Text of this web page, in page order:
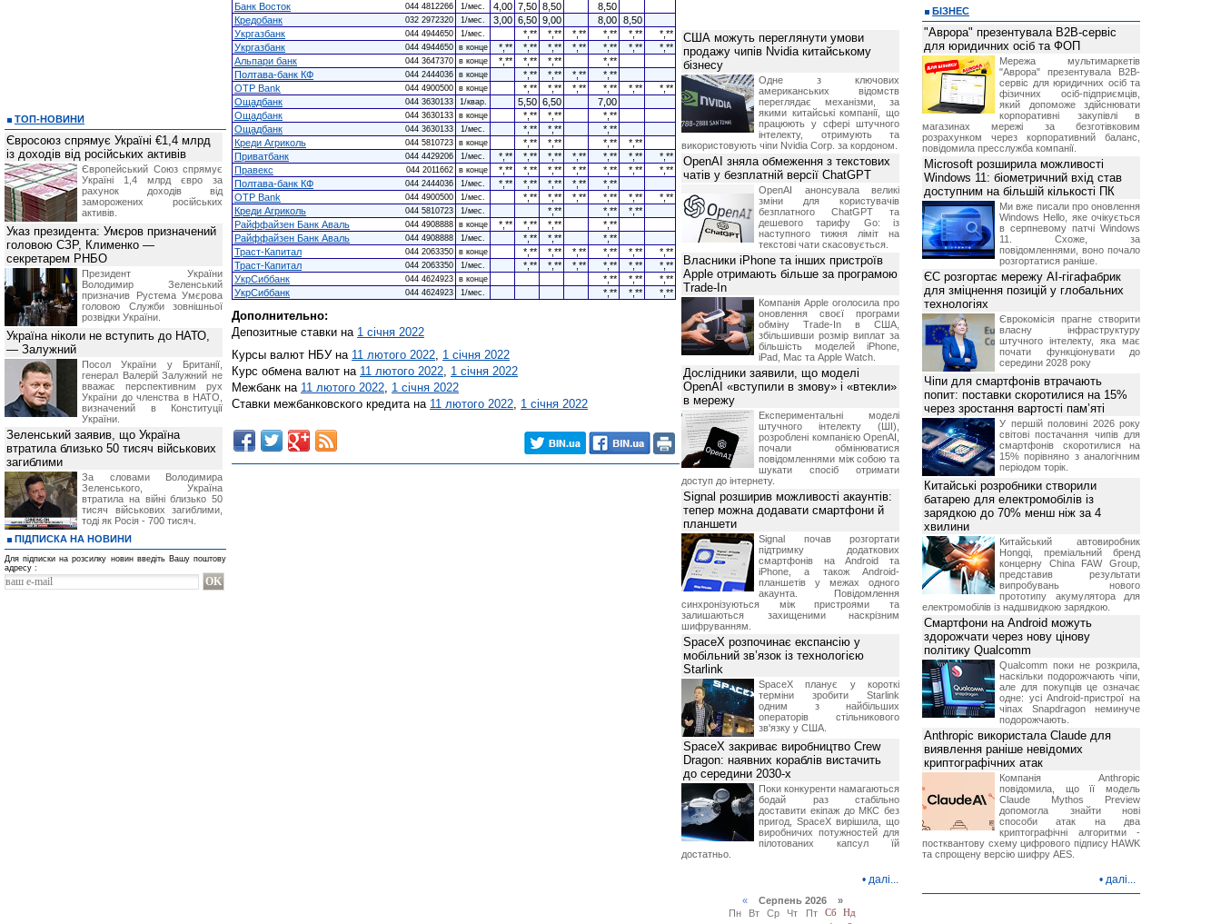
Банк Восток
044 4812266 1/мес. 4,00 7,50 8,50
8,50
Кредобанк
032 2972320 1/мес. 3,00 6,50 9,00 8,00 8,50
Укргазбанк
044 4944650 1/мес. *,** *,** *,** *,** *,**
*,**
Укргазбанк
044 4944650 в конце *,** *,** *,** *,** *,** *,**
*,**
Альпари банк
044 3647370 в конце *,** *,** *,**
*,**
Полтава-банк КФ
044 2444036 в конце *,** *,** *,**
*,**
OTP Bank
044 4900500 в конце *,** *,** *,** *,** *,**
*,**
Ощадбанк
044 3630133 1/квар. 5,50 6,50
7,00
Ощадбанк
044 3630133 в конце *,** *,**
*,**
Ощадбанк
044 3630133 1/мес. *,** *,**
*,**
Креди Агриколь
044 5810723 в конце *,** *,** *,**
*,**
Приватбанк
044 4429206 1/мес. *,** *,** *,** *,** *,** *,**
*,**
Правекс
044 2011662 в конце *,** *,** *,** *,** *,** *,**
*,**
Полтава-банк КФ
044 2444036 1/мес. *,** *,** *,** *,**
*,**
OTP Bank
044 4900500 1/мес. *,** *,** *,** *,** *,**
*,**
Креди Агриколь
044 5810723 1/мес. *,** *,**
*,**
Райффайзен Банк Аваль
044 4908888 в конце *,** *,** *,**
*,**
Райффайзен Банк Аваль
044 4908888 1/мес. *,** *,**
*,**
Траст-Капитал
044 2063350 в конце *,** *,** *,** *,** *,**
*,**
Траст-Капитал
044 2063350 1/мес. *,** *,** *,** *,** *,**
*,**
УкрСиббанк
044 4624923 в конце *,** *,**
*,**
УкрСиббанк
044 4624923 1/мес. *,** *,** *,**
Дополнительно:
Депозитные ставки на 1 січня 2022
Курсы валют НБУ на 11 лютого 2022, 1 січня 2022
Курс обмена валют на 11 лютого 2022, 1 січня 2022
Межбанк на 11 лютого 2022, 1 січня 2022
Ставки межбанковского кредита на 11 лютого 2022, 1 січня 2022
ТОП-НОВИНИ
Євросоюз спрямує Україні €1,4 млрд
із доходів від російських активів
Європейський Союз спрямує
Україні 1,4 млрд євро за
рахунок доходів від
заморожених російських
активів.
Указ президента: Умєров призначений
головою СЗР, Клименко —
секретарем РНБО
Президент України
Володимир Зеленський
призначив Pустема Умєрова
головою Служби зовнішньої
розвідки України.
Україна ніколи не вступить до НАТО,
— Залужний
Посол України у Британії,
генерал Валерій Залужний не
вважає перспективним рух
України до членства в НАТО,
визначений в Конституції
України.
Зеленський заявив, що Україна
втратила близько 50 тисяч військових
загиблими
За словами Володимира
Зеленського, Україна
втратила на війні близько 50
тисяч військових загиблими,
тоді як Росія - 700 тисяч.
ПІДПИСКА НА НОВИНИ
Для підписки на розсилку новин введіть Вашу поштову
адресу :
США можуть переглянути умови
продажу чипів Nvidia китайському
бізнесу
Одне з ключових
американських відомств
переглядає механізми, за
якими китайські компанії, що
працюють у сфері штучного
інтелекту, отримують та
використовують чіпи Nvidia Corp. за кордоном.
OpenAI зняла обмеження з текстових
чатів у безплатній версії ChatGPT
OpenAI анонсувала великі
зміни для користувачів
безплатного ChatGPT та
дешевого тарифу Go: із
наступного тижня ліміт на
текстові чати скасовується.
Власники iPhone та інших пристроїв
Apple отримають більше за програмою
Trade-In
Компанія Apple оголосила про
оновлення своєї програми
обміну Trade-In в США,
збільшивши розмір виплат за
більшість моделей iPhone,
iPad, Mac та Apple Watch.
Дослідники заявили, що моделі
OpenAI «вступили в змову» і «втекли»
в мережу
Експериментальні моделі
штучного інтелекту (ШІ),
розроблені компанією OpenAI,
почали обмінюватися
повідомленнями між собою та
шукати спосіб отримати
доступ до інтернету.
Signal розширив можливості акаунтів:
тепер можна додавати смартфони й
планшети
Signal почав розгортати
підтримку додаткових
смартфонів на Android та
iPhone, а також Android-
планшетів у межах одного
акаунта. Повідомлення
синхронізуються між пристроями та
залишаються захищеними наскрізним
шифруванням.
SpaceX розпочинає експансію у
мобільний зв’язок із технологією
Starlink
SpaceX планує у короткі
терміни зробити Starlink
одним з найбільших
операторів стільникового
зв'язку у США.
SpaceX закриває виробництво Crew
Dragon: наявних кораблів вистачить
до середини 2030-х
Поки конкуренти намагаються
бодай раз стабільно
доставити екіпаж до МКС без
пригод, SpaceX вирішила, що
виробничих потужностей для
пілотованих капсул їй
достатньо.
• далі...
«Серпень 2026 »
Пн
Вт Ср Чт Пт Сб
Нд
БІЗНЕС
"Аврора" презентувала B2B-сервіс
для юридичних осіб та ФОП
Мережа мультимаркетів
"Аврора" презентувала B2B-
сервіс для юридичних осіб та
фізичних осіб-підприємців,
який допоможе здійснювати
корпоративні закупівлі в
магазинах мережі за безготівковим
розрахунком через корпоративний баланс,
повідомила пресслужба компанії.
Microsoft розширила можливості
Windows 11: біометричний вхід став
доступним на більшій кількості ПК
Ми вже писали про оновлення
Windows Hello, яке очікується
в серпневому патчі Windows
11. Схоже, за
повідомленнями, воно почало
розгортатися раніше.
ЄС розгортає мережу AI-гігафабрик
для зміцнення позицій у глобальних
технологіях
Єврокомісія прагне створити
власну інфраструктуру
штучного інтелекту, яка має
почати функціонувати до
середини 2028 року
Чіпи для смартфонів втрачають
попит: поставки скоротилися на 15%
через зростання вартості пам’яті
У першій половині 2026 року
світові постачання чипів для
смартфонів скоротилися на
15% порівняно з аналогічним
періодом торік.
Китайські розробники створили
батарею для електромобілів із
зарядкою до 70% менш ніж за 4
хвилини
Китайський автовиробник
Hongqi, преміальний бренд
концерну China FAW Group,
представив результати
випробувань нового
прототипу акумулятора для
електромобілів із надшвидкою зарядкою.
Смартфони на Android можуть
здорожчати через нову цінову
політику Qualcomm
Qualcomm поки не розкрила,
наскільки подорожчають чіпи,
але для покупців це означає
одне: усі Android-пристрої на
чіпах Snapdragon неминуче
подорожчають.
Anthropic використала Claude для
виявлення раніше невідомих
криптографічних атак
Компанія Anthropic
повідомила, що її модель
Claude Mythos Preview
допомогла знайти нові
способи атак на два
криптографічні алгоритми -
постквантову схему цифрового підпису HAWK
та спрощену версію шифру AES.
• далі...